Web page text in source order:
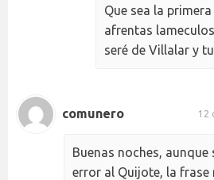
Que sea la
afrentas
seré de Villalar y
comunero 12
Buenas noches,
error al Quijote, la frase